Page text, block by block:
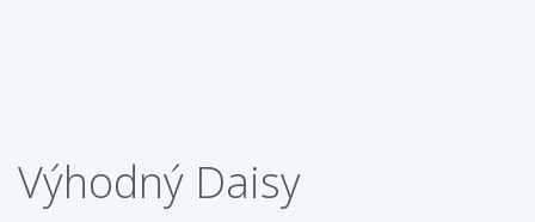
Výhodný Daisy